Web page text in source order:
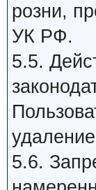
розни,
УК РФ.
5.5.
5.6.